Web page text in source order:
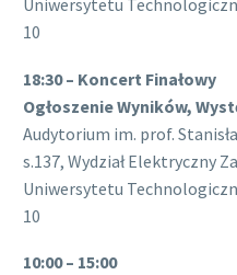
Uniwersytetu
10
18:30 – Koncert Finałowy
Ogłoszenie Wyników,
Audytorium im. prof.
s.137, Wydział Elektryczny
Uniwersytetu
10
10:00 – 15:00